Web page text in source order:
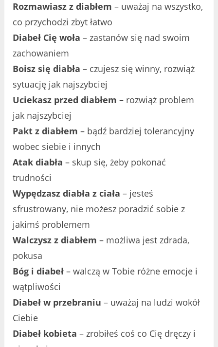
Rozmawiasz z diabłem – uważaj na wszystko,
co przychodzi zbyt łatwo
Diabeł Cię woła – zastanów się nad swoim
zachowaniem
Boisz się diabła – czujesz się winny, rozwiąż
sytuację jak najszybciej
Uciekasz przed diabłem– rozwiąż problem
jak najszybciej
Pakt z diabłem – bądź bardziej tolerancyjny
wobec siebie i innych
Atak diabła – skup się, żeby pokonać
trudności
Wypędzasz diabła z ciała– jesteś
sfrustrowany, nie możesz poradzić sobie z
jakimś problemem
Walczysz z diabłem – możliwa jest zdrada,
pokusa
Bóg i diabeł – walczą w Tobie różne emocje i
wątpliwości
Diabeł w przebraniu – uważaj na ludzi wokół
Ciebie
Diabeł kobieta – zrobiłeś coś co Cię dręczy i